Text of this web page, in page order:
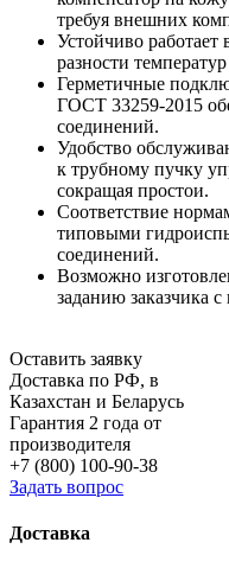
требуя внешних
Устойчиво работает
разности
Герметичные
ГОСТ 33259-2015
соединений.
Удобство
к трубному пучку
сокращая простои.
Соответствие
типовыми
соединений.
Возможно
заданию заказчика
Оставить заявку
Доставка по РФ, в
Казахстан и Беларусь
Гарантия 2 года от
производителя
+7 (800) 100-90-38
Задать вопрос
Доставка